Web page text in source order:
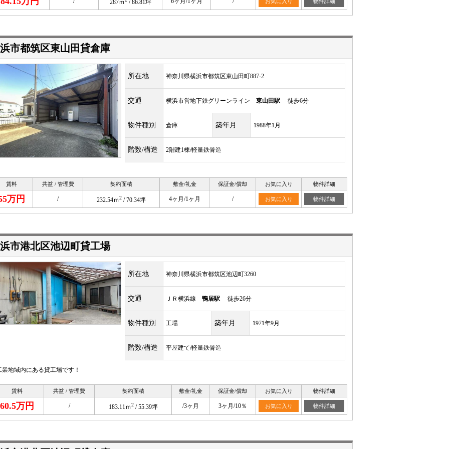
287ｍ / 86.81坪
市都筑区東山田貸倉庫
所在地 神奈川県横浜市都筑区東山田町887-2
交通 横浜市営地下鉄グリーンライン 東山田駅 徒歩6分
物件種別 倉庫 築年月 1988年1月
階数/構造 2階建1棟/軽量鉄骨造
賃料 共益 / 管理費 契約面積 敷金/礼金 保証金/償却 お気に入り 物件詳細
万円 / 232.54ｍ2 / 70.34坪 4ヶ月/1ヶ月 / お気に入り 物件詳細
市港北区池辺町貸工場
所在地 神奈川県横浜市都筑区池辺町3260
交通 ＪＲ横浜線 鴨居駅 徒歩26分
物件種別 工場 築年月 1971年9月
階数/構造 平屋建て/軽量鉄骨造
業地域内にある貸工場です！
賃料 共益 / 管理費 契約面積 敷金/礼金 保証金/償却 お気に入り 物件詳細
60.5万円 / 183.11ｍ2/ 55.39坪 /3ヶ月 3ヶ月/10％ お気に入り 物件詳細